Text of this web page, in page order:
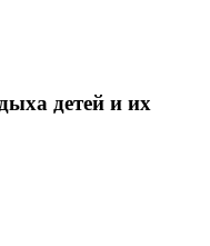
детей и их